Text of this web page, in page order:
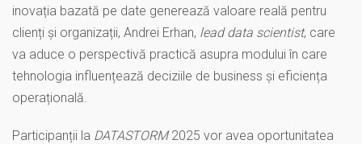
inovația bazată pe date generează valoare reală pentru
clienți și organizații, Andrei Erhan, lead data scientist, care
va aduce o perspectivă practică asupra modului în care
tehnologia influențează deciziile de business și eficiența
operațională.
Participanții la DATASTORM2025 vor avea oportunitatea